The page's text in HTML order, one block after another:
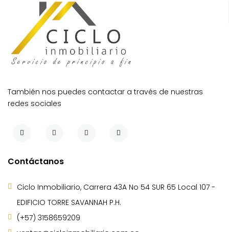
También nos puedes contactar a través de nuestras
redes sociales
Contáctanos
Ciclo Inmobiliario, Carrera 43A No 54 SUR 65 Local 107 -
EDIFICIO TORRE SAVANNAH P.H.
(+57) 3158659209